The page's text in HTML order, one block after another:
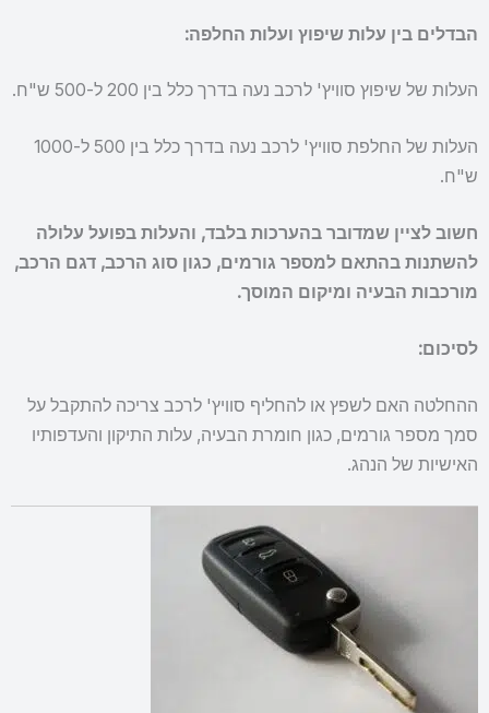
הבדלים בין עלות שיפוץ ועלות החלפה:
העלות של שיפוץ סוויץ' לרכב נעה בדרך כלל בין 200 ל-500 ש"ח.
העלות של החלפת סוויץ' לרכב נעה בדרך כלל בין 500 ל-1000
ש"ח.
חשוב לציין שמדובר בהערכות בלבד, והעלות בפועל עלולה
להשתנות בהתאם למספר גורמים, כגון סוג הרכב, דגם הרכב,
מורכבות הבעיה ומיקום המוסך.
לסיכום:
ההחלטה האם לשפץ או להחליף סוויץ' לרכב צריכה להתקבל על
סמך מספר גורמים, כגון חומרת הבעיה, עלות התיקון והעדפותיו
האישיות של הנהג.